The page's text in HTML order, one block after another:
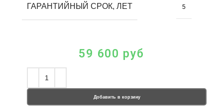
ГАРАНТИЙНЫЙ СРОК, ЛЕТ 5
59 600 руб
Добавить в корзину